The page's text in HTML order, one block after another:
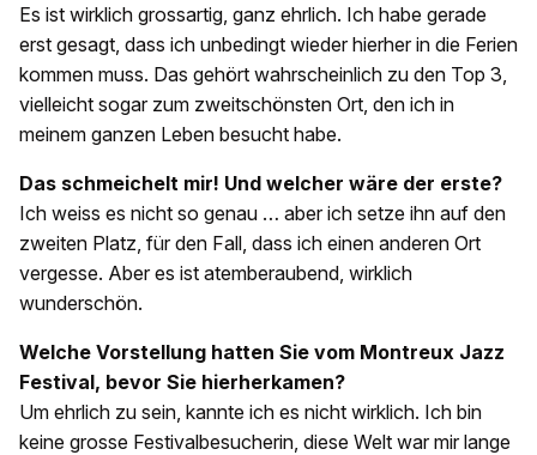
Es ist wirklich grossartig, ganz ehrlich. Ich habe gerade
erst gesagt, dass ich unbedingt wieder hierher in die Ferien
kommen muss. Das gehört wahrscheinlich zu den Top 3,
vielleicht sogar zum zweitschönsten Ort, den ich in
meinem ganzen Leben besucht habe.
Das schmeichelt mir! Und welcher wäre der erste?
Ich weiss es nicht so genau … aber ich setze ihn auf den
zweiten Platz, für den Fall, dass ich einen anderen Ort
vergesse. Aber es ist atemberaubend, wirklich
wunderschön.
Welche Vorstellung hatten Sie vom Montreux Jazz
Festival, bevor Sie hierherkamen?
Um ehrlich zu sein, kannte ich es nicht wirklich. Ich bin
keine grosse Festivalbesucherin, diese Welt war mir lange